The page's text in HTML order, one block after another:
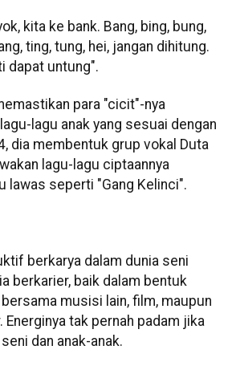
kita ke bank. Bang, bing, bung,
ting, tung, hei, jangan dihitung.
dapat untung".
para "cicit"-nya
lagu anak yang sesuai dengan
dia membentuk grup vokal Duta
lagu-lagu ciptaannya
lawas seperti "Gang Kelinci".
berkarya dalam dunia seni
berkarier, baik dalam bentuk
musisi lain, film, maupun
tak pernah padam jika
dan anak-anak.